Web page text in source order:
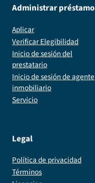
Administrar préstamo
Aplicar
Verificar Elegibilidad
Inicio de sesión del
prestatario
Inicio de sesión de agente
inmobiliario
Servicio
Legal
Política de privacidad
Términos